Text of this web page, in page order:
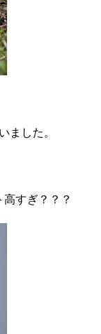
ました。
すぎ？？？